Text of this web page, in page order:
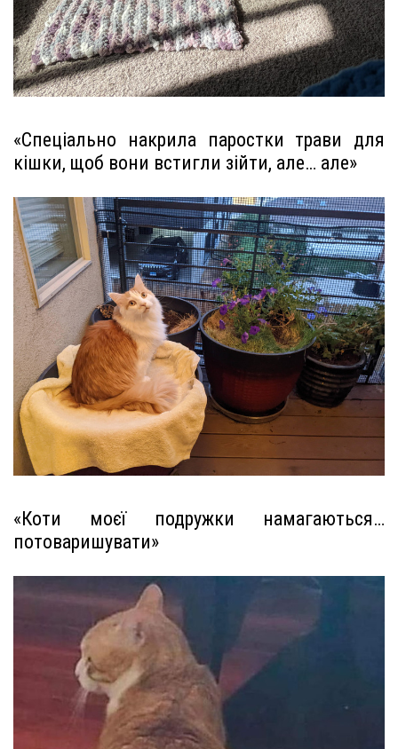
«Спеціально накрила паростки трави для
кішки, щоб вони встигли зійти, але… але»
«Коти моєї подружки намагаються…
потоваришувати»